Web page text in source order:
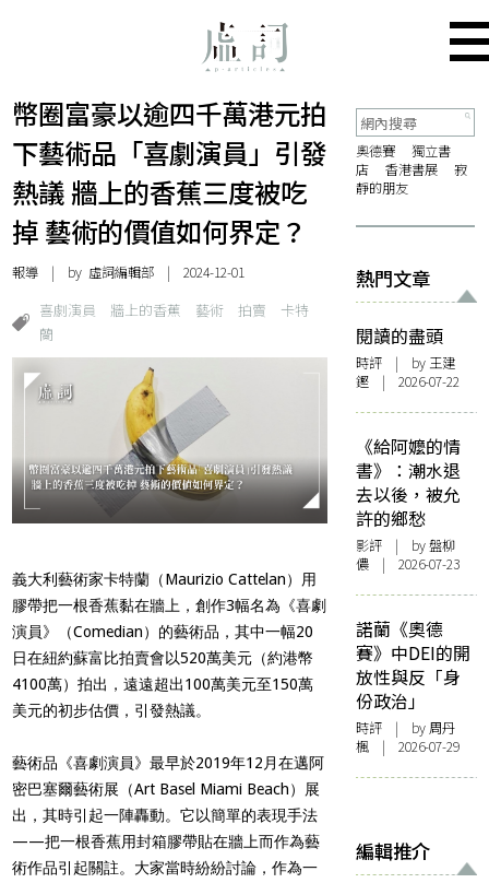
幣圈富豪以逾四千萬港元拍
下藝術品「喜劇演員」引發
熱議 牆上的香蕉三度被吃
掉 藝術的價值如何界定？
報導 | by 虛詞編輯部 | 2024-12-01
喜劇演員 牆上的香蕉 藝術 拍賣
卡特
蘭
義大利藝術家卡特蘭（Maurizio Cattelan）用
膠帶把一根香蕉黏在牆上，創作3幅名為《喜劇
演員》（Comedian）的藝術品，其中一幅20
日在紐約蘇富比拍賣會以520萬美元（約港幣
4100萬）拍出，遠遠超出100萬美元至150萬
美元的初步估價，引發熱議。
藝術品《喜劇演員》最早於2019年12月在邁阿
密巴塞爾藝術展（Art Basel Miami Beach）展
出，其時引起一陣轟動。它以簡單的表現手法
——把一根香蕉用封箱膠帶貼在牆上而作為藝
術作品引起關註。大家當時紛紛討論，作為一
奧德賽
獨立書
店
香港書展
寂
靜的朋友
熱門文章
閱讀的盡頭
時評 | by 王建
鏗 | 2026-07-22
《給阿嬤的情
書》：潮水退
去以後，被允
許的鄉愁
影評 | by 盤柳
儂 | 2026-07-23
諾蘭《奧德
賽》中DEI的開
放性與反「身
份政治」
時評 | by周丹
楓 | 2026-07-29
編輯推介